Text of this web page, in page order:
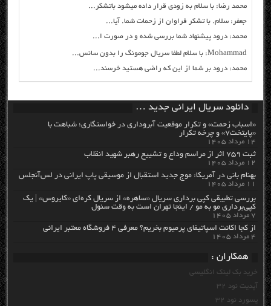
محمد رضا: با سلام به زودی قرار داده میشود باتشکر...
جعفر: سلام. با تشکر فراوان از زحمات شما. آیا...
محمد: درود پیشنهاد شما بررسی شده و در صورت ا...
Mohammad: با سلام لطفا سریال جومونگ را بدون سانس...
محمد: درود بر شما از این که راضی هستید خرسند...
دانلود سریال ایرانی جدید …
«اسباب زحمت» و تکرار موقعیت آبروداری در خواستگاری؛ شباهت با
«پایتخت۷» و چرخه تکرار
۱۴ مرداد ۱۴۰۵
ثبت ۷۵۹ اثر از مراسم وداع و تشییع رهبر شهید انقلاب
۱۲ مرداد ۱۴۰۵
بهنام بانی در آمریکا: موج جدید استقبال از موسیقی پاپ ایرانی در لس‌آنجلس
۱۱ مرداد ۱۴۰۵
بررسی تطبیقی کپی برداری سریال «ساهره» از سریال کره‌ای «کایروس» | یک
کپی‌برداری مو به مو / اینجا تهران است به وقت سئول
۷ مرداد ۱۴۰۵
از کجا اکانت اسپاتیفای پرمیوم بخریم؟ معرفی ۴ فروشگاه معتبر ایرانی
۴ مرداد ۱۴۰۵
همکاران :
خرید بک لینک انگلیسی
آپدیت نود 32
پسورد نود 32